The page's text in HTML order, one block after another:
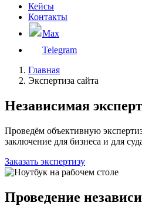
Кейсы
Контакты
Max
Telegram
Главная
Экспертиза сайта
Независимая
Проведём объективную
заключение для бизнеса и для
Заказать экспертизу
Проведение